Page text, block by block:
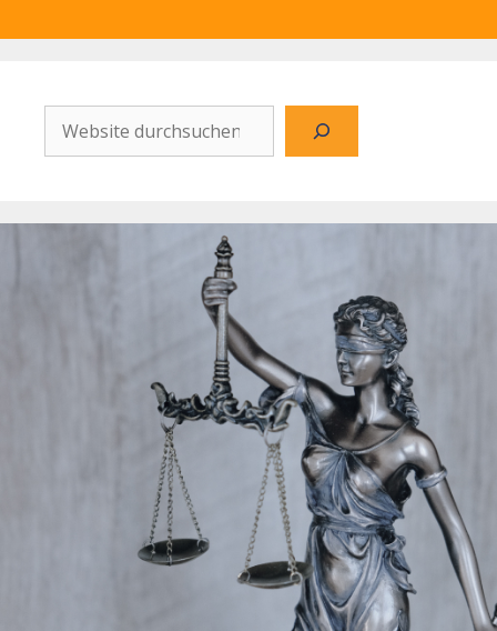
Website
durchsuchen